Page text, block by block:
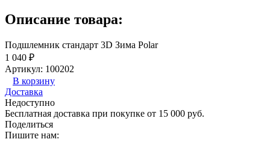
Описание товара:
Подшлемник стандарт 3D Зима Polar
1 040 ₽
Артикул: 100202
В корзину
Доставка
Недоступно
Бесплатная доставка при покупке от 15 000 руб.
Поделиться
Пишите нам: